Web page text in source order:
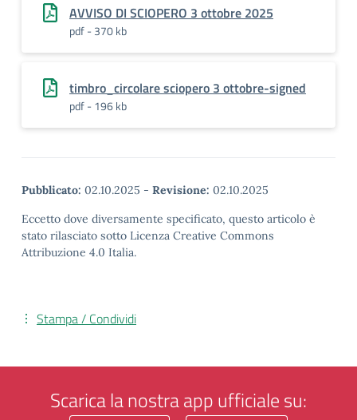
AVVISO DI SCIOPERO 3 ottobre 2025
pdf - 370 kb
timbro_circolare sciopero 3 ottobre-signed
pdf - 196 kb
Pubblicato: 02.10.2025 - Revisione: 02.10.2025
Eccetto dove diversamente specificato, questo articolo è
stato rilasciato sotto Licenza Creative Commons
Attribuzione 4.0 Italia.
Stampa / Condividi
Scarica la nostra app ufficiale su: